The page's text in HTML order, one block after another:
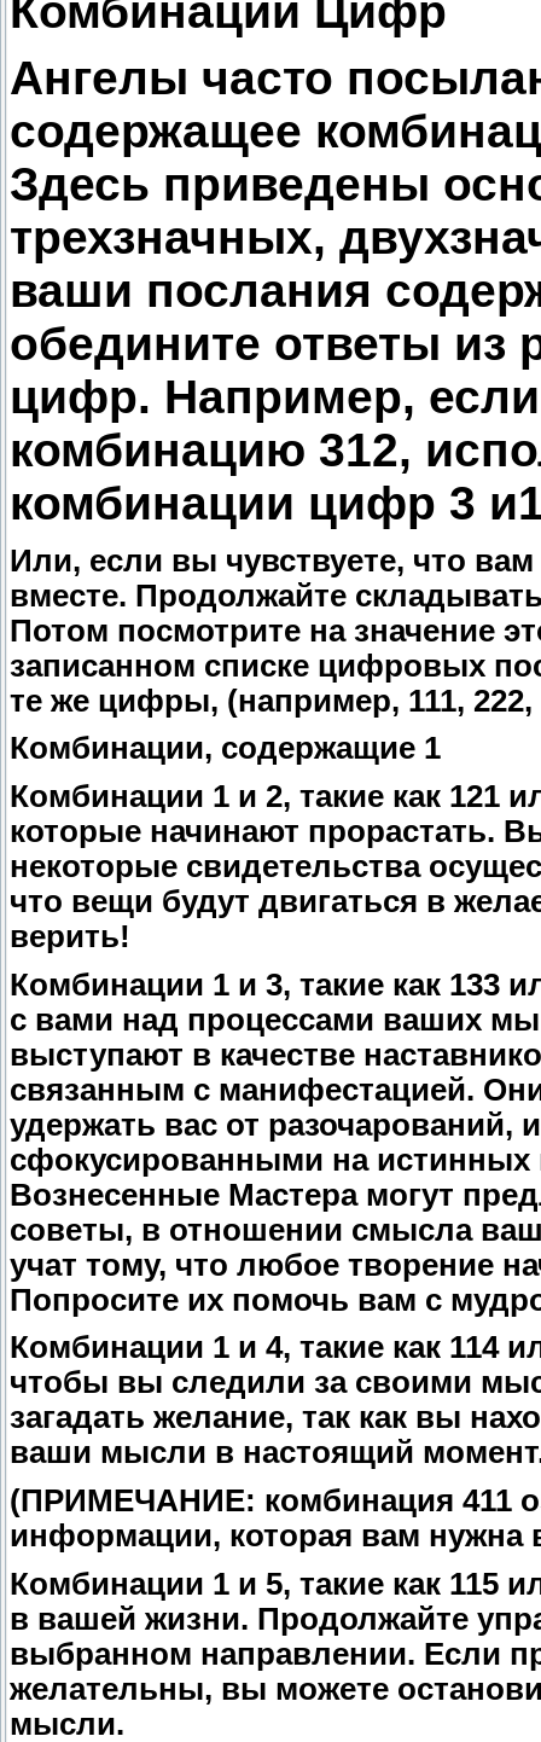
Комбинации Цифр
Ангелы часто
содержащее
Здесь приведены
трехзначных,
ваши послания
обедините ответы из
цифр. Например,
комбинацию 312,
комбинации цифр 3
Или, если вы чувствуете, что
вместе. Продолжайте
Потом посмотрите на значение
записанном списке цифровых
те же цифры, (например, 111, 222,
Комбинации, содержащие 1
Комбинации 1 и 2, такие как
которые начинают прорастать.
некоторые свидетельства
что вещи будут двигаться в
верить!
Комбинации 1 и 3, такие как 133
с вами над процессами ваших
выступают в качестве
связанным с манифестацией.
удержать вас от
сфокусированными на
Вознесенные Мастера могут
советы, в отношении смысла
учат тому, что любое творение
Попросите их помочь вам с
Комбинации 1 и 4, такие как 114
чтобы вы следили за своими
загадать желание, так как вы
ваши мысли в настоящий
(ПРИМЕЧАНИЕ: комбинация 411
информации, которая вам нужна
Комбинации 1 и 5, такие как 115
в вашей жизни. Продолжайте
выбранном направлении. Если
желательны, вы можете
мысли.